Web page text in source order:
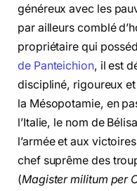
généreux avec les
par ailleurs comblé
propriétaire qui
de Panteichion, il est
discipliné, rigoureux
la Mésopotamie, en
l’Italie, le nom de
l’armée et aux
chef suprême des
(Magister militum per